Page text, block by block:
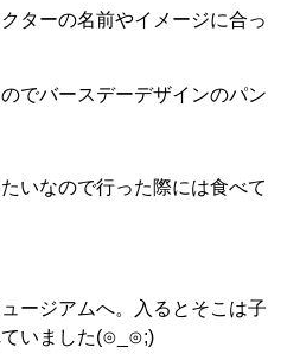
ターの名前やイメージに合っ
でバースデーデザインのパン
いなので行った際には食べて
ージアムへ。入るとそこは子
いました(⊙_⊙;)